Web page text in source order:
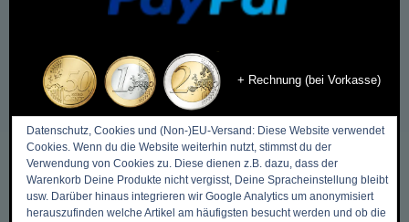
+ Rechnung (bei Vorkasse)
DIES & DAS
Datenschutz, Cookies und (Non-)EU-Versand: Diese Website verwendet
Cookies. Wenn du die Website weiterhin nutzt, stimmst du der
Verwendung von Cookies zu. Diese dienen z.B. dazu, dass der
Warenkorb Deine Produkte nicht vergisst, Deine Spracheinstellung bleibt
usw. Darüber hinaus integrieren wir Google Analytics um anonymisiert
herauszufinden welche Artikel am häufigsten besucht werden und ob die